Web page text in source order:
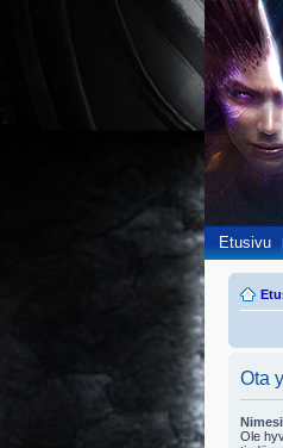
Etusivu
Ota
Ole